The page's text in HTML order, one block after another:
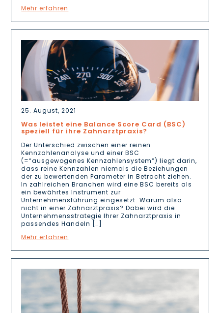
Mehr erfahren
25. August, 2021
Was leistet eine Balance Score Card (BSC)
speziell für ihre Zahnarztpraxis?
Der Unterschied zwischen einer reinen
Kennzahlenanalyse und einer BSC
(=“ausgewogenes Kennzahlensystem“) liegt darin,
dass reine Kennzahlen niemals die Beziehungen
der zu bewertenden Parameter in Betracht ziehen.
In zahlreichen Branchen wird eine BSC bereits als
ein bewährtes Instrument zur
Unternehmensführung eingesetzt. Warum also
nicht in einer Zahnarztpraxis? Dabei wird die
Unternehmensstrategie Ihrer Zahnarztpraxis in
passendes Handeln […]
Mehr erfahren